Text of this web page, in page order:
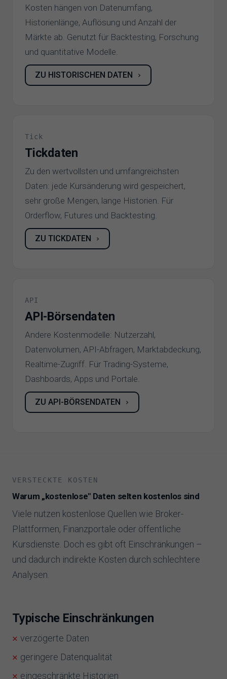
Kosten hängen von Datenumfang,
Historienlänge, Auflösung und Anzahl der
Märkte ab. Genutzt für Backtesting, Forschung
und quantitative Modelle.
ZU HISTORISCHEN DATEN ›
Tick
Tickdaten
Zu den wertvollsten und umfangreichsten
Daten: jede Kursänderung wird gespeichert,
sehr große Mengen, lange Historien. Für
Orderflow, Futures und Backtesting.
ZU TICKDATEN ›
API
API-Börsendaten
Andere Kostenmodelle: Nutzerzahl,
Datenvolumen, API-Abfragen, Marktabdeckung,
Realtime-Zugriff. Für Trading-Systeme,
Dashboards, Apps und Portale.
ZU API-BÖRSENDATEN ›
VERSTECKTE KOSTEN
Warum „kostenlose" Daten selten kostenlos sind
Viele nutzen kostenlose Quellen wie Broker-
Plattformen, Finanzportale oder öffentliche
Kursdienste. Doch es gibt oft Einschränkungen –
und dadurch indirekte Kosten durch schlechtere
Analysen.
Typische Einschränkungen
verzögerte Daten
geringere Datenqualität
eingeschränkte Historien